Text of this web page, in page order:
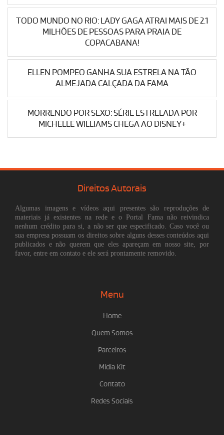
TODO MUNDO NO RIO: LADY GAGA ATRAI MAIS DE 2.1
MILHÕES DE PESSOAS PARA PRAIA DE
COPACABANA!
ELLEN POMPEO GANHA SUA ESTRELA NA TÃO
ALMEJADA CALÇADA DA FAMA
MORRENDO POR SEXO: SÉRIE ESTRELADA POR
MICHELLE WILLIAMS CHEGA AO DISNEY+
Direitos Autorais
Algumas imagens e vídeos aqui presentes são reproduções de
materiais já existentes na rede e o Portal Fama não reivindica
nenhum crédito para si, a não ser que especificado. Caso você ou
sua empresa possuam os direitos sobre alguns desses conteúdos aqui
publicados e não querem que eles apareçam em nosso site, por
favor, entre em contato e ele será prontamente removido.
Menu
Home
Quem Somos
Parceiros
Mídia Kit
Contato
Redes Sociais